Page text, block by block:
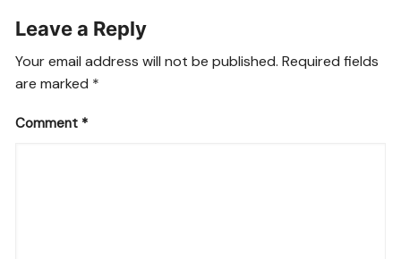
Leave a Reply
Your email address will not be published. Required fields
are marked *
Comment *